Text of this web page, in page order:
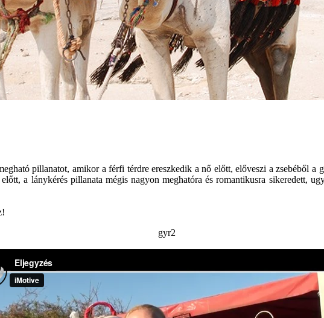
pillanatot, amikor a férfi térdre ereszkedik a nő előtt, előveszi a zsebéből a
a lánykérés pillanata mégis nagyon meghatóra és romantikusra sikeredett,